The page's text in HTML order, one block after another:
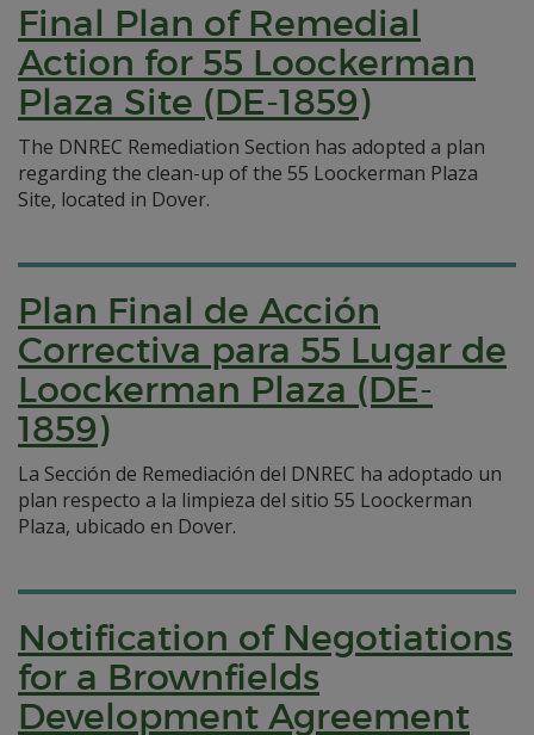
Final Plan of Remedial
Action for 55 Loockerman
Plaza Site (DE-1859)
The DNREC Remediation Section has adopted a plan
regarding the clean-up of the 55 Loockerman Plaza
Site, located in Dover.
Plan Final de Acción
Correctiva para 55 Lugar de
Loockerman Plaza (DE-
1859)
La Sección de Remediación del DNREC ha adoptado un
plan respecto a la limpieza del sitio 55 Loockerman
Plaza, ubicado en Dover.
Notification of Negotiations
for a Brownfields
Development Agreement